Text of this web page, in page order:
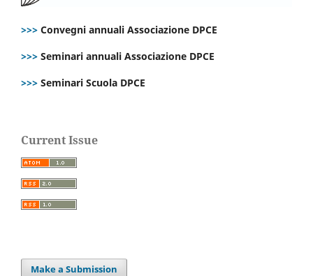
>>> Convegni annuali Associazione DPCE
>>> Seminari annuali Associazione DPCE
>>> Seminari Scuola DPCE
Current Issue
Make a Submission